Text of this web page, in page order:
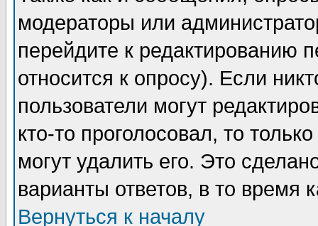
модераторы или
перейдите к редактированию
относится к опросу). Если
пользователи могут
кто-то проголосовал, то
могут удалить его. Это
варианты ответов, в то время
Вернуться к началу